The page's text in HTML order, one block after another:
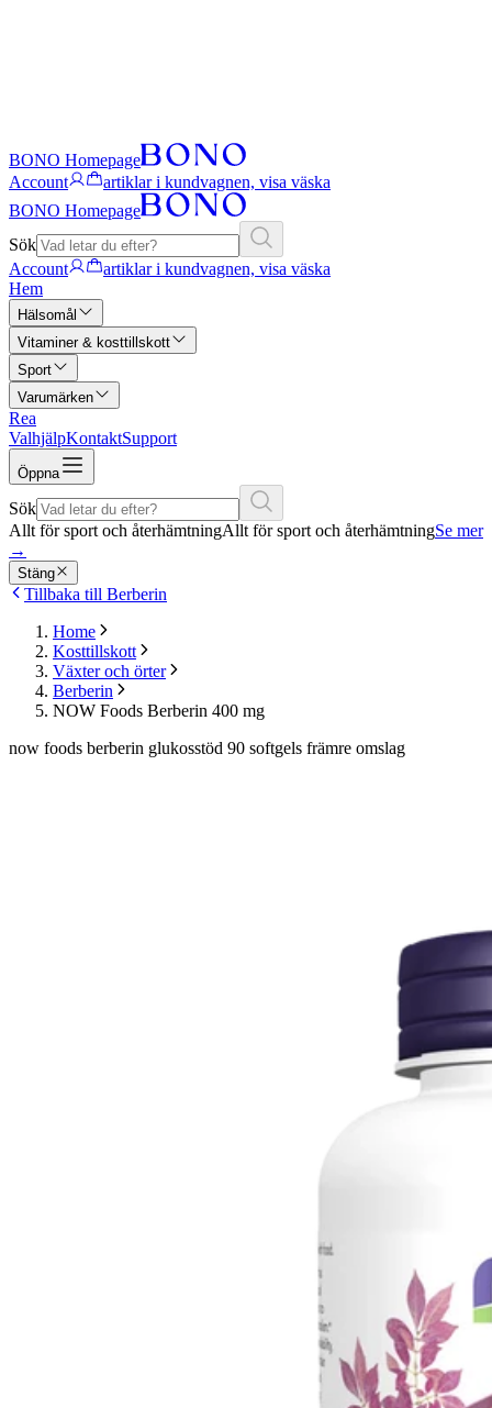
BONO Homepage
Account
artiklar i kundvagnen, visa väska
BONO Homepage
Sök
Account
artiklar i kundvagnen, visa väska
Hem
Hälsomål
Vitaminer & kosttillskott
Sport
Varumärken
Rea
ValhjälpKontaktSupport
Öppna
Sök
Allt för sport och återhämtningAllt för sport och återhämtningSe mer
→
Stäng
Tillbaka till Berberin
Home
Kosttillskott
Växter och örter
Berberin
NOW Foods Berberin 400 mg
now foods berberin glukosstöd 90 softgels främre omslag